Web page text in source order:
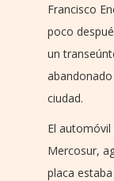
Francisco
poco
un
ciudad.
El
Mercosur,
placa